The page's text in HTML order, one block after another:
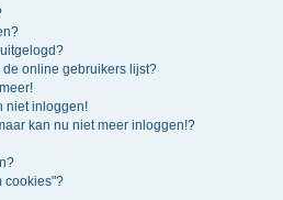
online gebruikers lijst?
niet inloggen!
kan nu niet meer inloggen!?
cookies"?